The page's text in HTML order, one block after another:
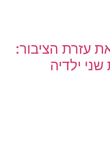
עזרת הציבור:
ילדיה